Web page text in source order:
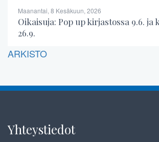
Maanantai, 8 Kesäkuun, 2026
Oikaisuja: Pop up kirjastossa 9.6.
26.9.
ARKISTO
Yhteystiedot